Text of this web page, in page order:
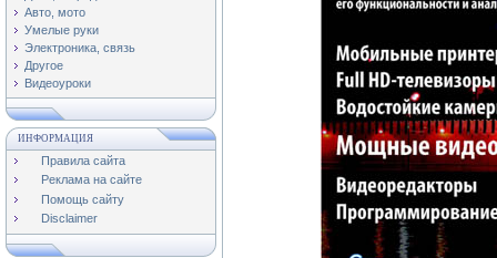
Авто, мото
Умелые руки
Электроника, связь
Другое
Видеоуроки
ИНФОРМАЦИЯ
Правила сайта
Реклама на сайте
Помощь сайту
Disclaimer